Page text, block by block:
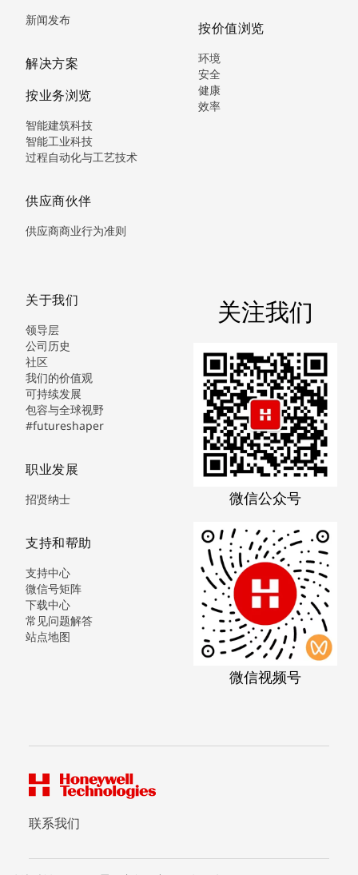
新闻发布
解决方案
按业务浏览
智能建筑科技
智能工业科技
过程自动化与工艺技术
供应商伙伴
供应商商业行为准则
按价值浏览
环境
安全
健康
效率
关于我们
领导层
公司历史
社区
我们的价值观
可持续发展
包容与全球视野
#futureshaper
职业发展
招贤纳士
支持和帮助
支持中心
微信号矩阵
下载中心
常见问题解答
站点地图
关注我们
微信公众号
微信视频号
联系我们